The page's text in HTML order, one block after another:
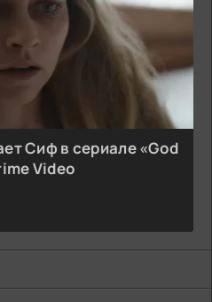
Сиф в сериале «God
Video